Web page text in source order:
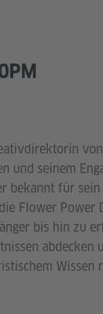
und seinem
bekannt für sein
Flower Power
bis hin zu
abdecken
Wissen